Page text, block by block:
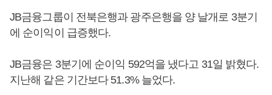
JB금융그룹이 전북은행과 광주은행을 양 날개로 3분기
에 순이익이 급증했다.
JB금융은 3분기에 순이익 592억을 냈다고 31일 밝혔다.
지난해 같은 기간보다 51.3% 늘었다.